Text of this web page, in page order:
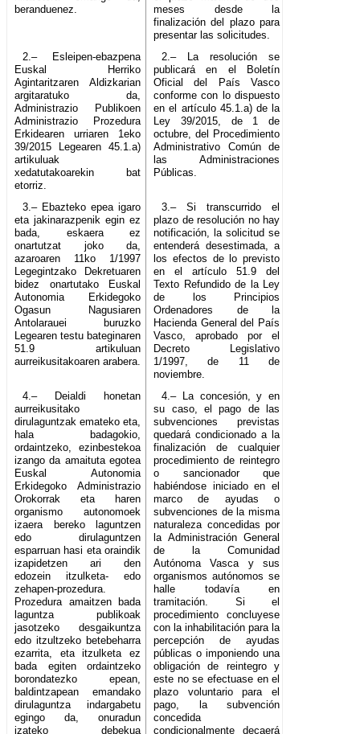
beranduenez.
meses desde la
finalización del plazo para
presentar las solicitudes.
2.– Esleipen-ebazpena
Euskal Herriko
Agintaritzaren Aldizkarian
argitaratuko da,
Administrazio Publikoen
Administrazio Prozedura
Erkidearen urriaren 1eko
39/2015 Legearen 45.1.a)
artikuluak
xedatutakoarekin bat
etorriz.
2.– La resolución se
publicará en el Boletín
Oficial del País Vasco
conforme con lo dispuesto
en el artículo 45.1.a) de la
Ley 39/2015, de 1 de
octubre, del Procedimiento
Administrativo Común de
las Administraciones
Públicas.
3.– Ebazteko epea igaro
eta jakinarazpenik egin ez
bada, eskaera ez
onartutzat joko da,
azaroaren 11ko 1/1997
Legegintzako Dekretuaren
bidez onartutako Euskal
Autonomia Erkidegoko
Ogasun Nagusiaren
Antolarauei buruzko
Legearen testu bateginaren
51.9 artikuluan
aurreikusitakoaren arabera.
3.– Si transcurrido el
plazo de resolución no hay
notificación, la solicitud se
entenderá desestimada, a
los efectos de lo previsto
en el artículo 51.9 del
Texto Refundido de la Ley
de los Principios
Ordenadores de la
Hacienda General del País
Vasco, aprobado por el
Decreto Legislativo
1/1997, de 11 de
noviembre.
4.– Deialdi honetan
aurreikusitako
dirulaguntzak emateko eta,
hala badagokio,
ordaintzeko, ezinbestekoa
izango da amaituta egotea
Euskal Autonomia
Erkidegoko Administrazio
Orokorrak eta haren
organismo autonomoek
izaera bereko laguntzen
edo dirulaguntzen
esparruan hasi eta oraindik
izapidetzen ari den
edozein itzulketa- edo
zehapen-prozedura.
Prozedura amaitzen bada
laguntza publikoak
jasotzeko desgaikuntza
edo itzultzeko betebeharra
ezarrita, eta itzulketa ez
bada egiten ordaintzeko
borondatezko epean,
baldintzapean emandako
dirulaguntza indargabetu
egingo da, onuradun
izateko debekua
4.– La concesión, y en
su caso, el pago de las
subvenciones previstas
quedará condicionado a la
finalización de cualquier
procedimiento de reintegro
o sancionador que
habiéndose iniciado en el
marco de ayudas o
subvenciones de la misma
naturaleza concedidas por
la Administración General
de la Comunidad
Autónoma Vasca y sus
organismos autónomos se
halle todavía en
tramitación. Si el
procedimiento concluyese
con la inhabilitación para la
percepción de ayudas
públicas o imponiendo una
obligación de reintegro y
este no se efectuase en el
plazo voluntario para el
pago, la subvención
concedida
condicionalmente decaerá